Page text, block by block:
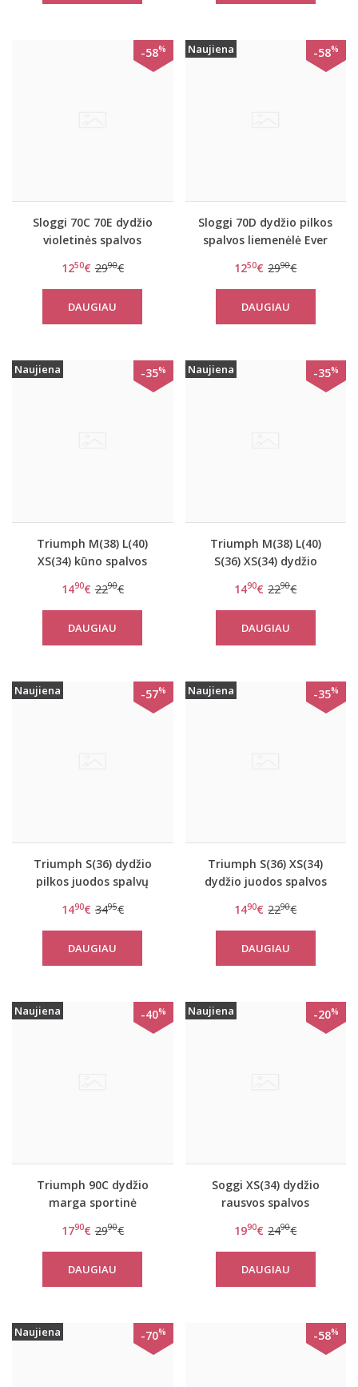
-58%
Sloggi 70C 70E dydžio
violetinės spalvos
WHP
1250€ 2990€
DAUGIAU
Naujiena -58%
Sloggi 70D dydžio pilkos
spalvos liemenėlė Ever
1250€ 2990€
DAUGIAU
Naujiena -35%
Triumph M(38) L(40)
XS(34) kūno spalvos
OXYGENE Infinite Soft
Bra
1490€ 2290€
DAUGIAU
Naujiena -35%
Triumph M(38) L(40)
S(36) XS(34) dydžio
sportinė liemenėlė
OXYGENE Infinite Soft
Bra
1490€ 2290€
DAUGIAU
Naujiena -57%
Triumph S(36) dydžio
pilkos juodos spalvų
women move FLY Top
1490€ 3495€
DAUGIAU
Naujiena -35%
Triumph S(36) XS(34)
dydžio juodos spalvos
OXYGENE H Soft Bra
1490€ 2290€
DAUGIAU
Naujiena -40%
Triumph 90C dydžio
marga sportinė
užtrauktuku women
move FLY N
1790€ 2990€
DAUGIAU
Naujiena -20%
Soggi XS(34) dydžio
rausvos spalvos
Feel Lace Bralette
1990€ 2490€
DAUGIAU
Naujiena -70% -58%